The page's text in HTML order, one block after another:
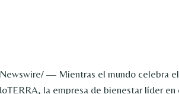
— Mientras el mundo celebra
la empresa de bienestar líder en